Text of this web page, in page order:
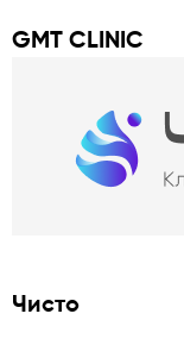
GMT CLINIC
Чисто